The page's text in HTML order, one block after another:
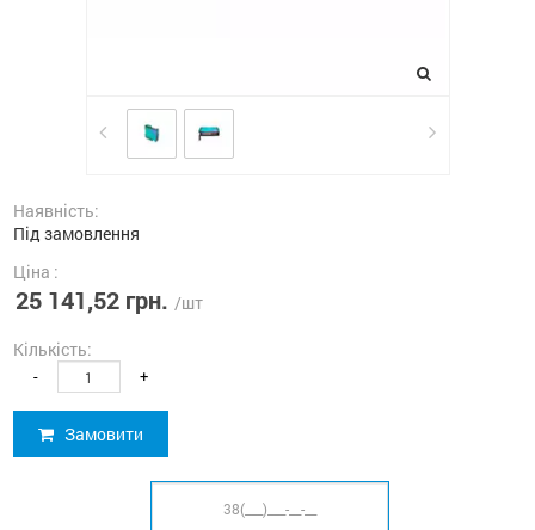
Наявність:
Під замовлення
Ціна :
25 141,52 грн. /шт
Кількість:
- +
Замовити